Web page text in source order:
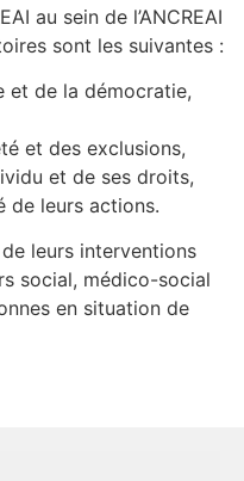
au sein de l’ANCREAI
sont les suivantes :
et de la démocratie,
et des exclusions,
et de ses droits,
de leurs actions.
leurs interventions
social, médico-social
en situation de